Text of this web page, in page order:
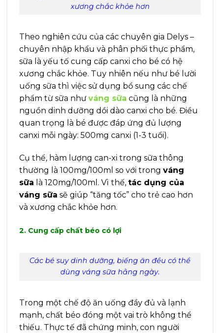
xương chắc khỏe hơn
Theo nghiên cứu của các chuyên gia Delys –
chuyên nhập khẩu và phân phối thực phẩm,
sữa là yếu tố cung cấp canxi cho bé có hệ
xương chắc khỏe. Tuy nhiên nếu như bé lười
uống sữa thì việc sử dụng bổ sung các chế
phẩm từ sữa như váng sữa cũng là những
nguồn dinh dưỡng dồi dào canxi cho bé. Điều
quan trọng là bé được đáp ứng đủ lượng
canxi mỗi ngày: 500mg canxi (1-3 tuổi).
Cụ thể, hàm lượng can-xi trong sữa thông
thường là 100mg/100ml so với trong váng
sữa là 120mg/100ml. Vì thế, tác dụng của
váng sữa sẽ giúp “tăng tốc” cho trẻ cao hơn
và xương chắc khỏe hơn.
2. Cung cấp chất béo có lợi
Các bé suy dinh dưỡng, biếng ăn đều có thể
dùng váng sữa hằng ngày.
Trong một chế độ ăn uống đầy đủ và lạnh
mạnh, chất béo đóng một vai trò không thể
thiếu. Thực tế đã chứng minh, con người